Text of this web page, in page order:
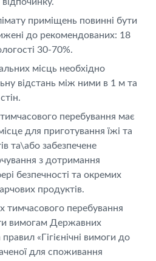
приміщень повинні бути
до рекомендованих: 18
30-70%.
місць необхідно
відстань між ними в 1 м та
тимчасового перебування має
для приготування їжі та
та\або забезпечене
з дотримання
безпечності та окремих
продуктів.
тимчасового перебування
вимогам Державних
«Гігієнічні вимоги до
для споживання